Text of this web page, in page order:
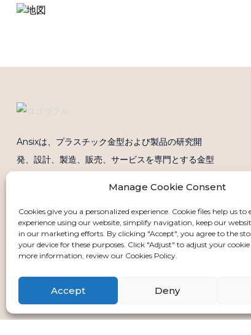
Ansixは、プラスチック金型および製品の研究開
発、設計、製造、販売、サービスを専門とする金型
産拠点を有し、射出成形機を合計260台保有してい
ます。射出成形能力は最小30トンから最大2800ト
ンまで対応可能です。
Manage Cookie Consent
Cookies give you a personalized experience. Cookie files help us to
experience using our website, simplify navigation, keep our
in our marketing efforts. By clicking "Accept", you agree to the
your device for these purposes. Click "Adjust" to adjust your cookie
more information, review our Cookies Policy.
Accept Deny